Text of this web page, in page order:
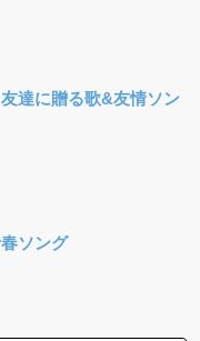
友達に贈る歌&友情ソン
ソング